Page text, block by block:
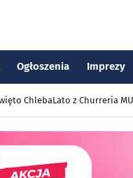
Ogłoszenia Imprezy
ChlebaLato z Churreria